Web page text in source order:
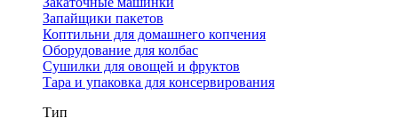
Запайщики пакетов
Коптильни для домашнего копчения
Оборудование для колбас
Сушилки для овощей и фруктов
Тара и упаковка для консервирования
Тип